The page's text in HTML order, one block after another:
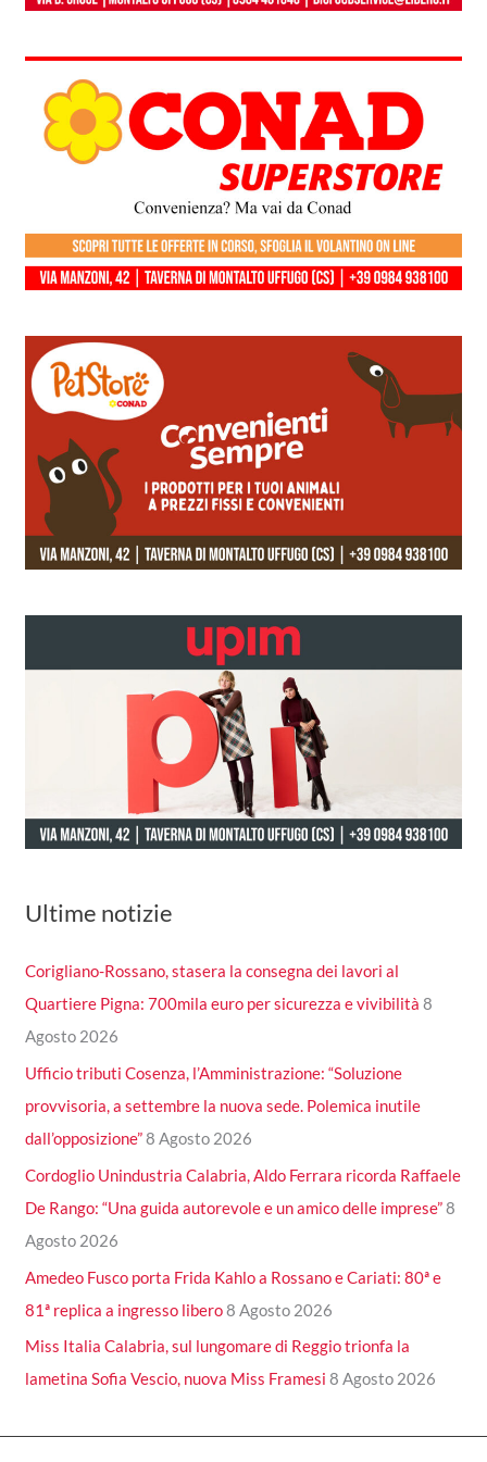
Ultime notizie
Corigliano-Rossano, stasera la consegna dei lavori al
Quartiere Pigna: 700mila euro per sicurezza e vivibilità 8
Agosto 2026
Ufficio tributi Cosenza, l’Amministrazione: “Soluzione
provvisoria, a settembre la nuova sede. Polemica inutile
dall’opposizione”8 Agosto 2026
Cordoglio Unindustria Calabria, Aldo Ferrara ricorda Raffaele
De Rango: “Una guida autorevole e un amico delle imprese”8
Agosto 2026
Amedeo Fusco porta Frida Kahlo a Rossano e Cariati: 80ª e
81ª replica a ingresso libero8 Agosto 2026
Miss Italia Calabria, sul lungomare di Reggio trionfa la
lametina Sofia Vescio, nuova Miss Framesi 8 Agosto 2026